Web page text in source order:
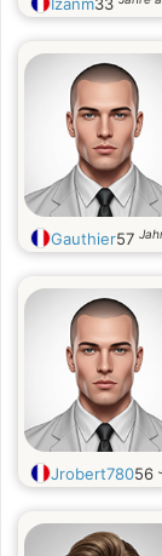
Gauthier57
Jrobert78056